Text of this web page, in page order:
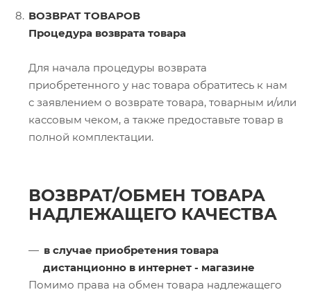
ВОЗВРАТ ТОВАРОВ
Процедура возврата товара
Для начала процедуры возврата
приобретенного у нас товара обратитесь к нам
с заявлением о возврате товара, товарным и/или
кассовым чеком, а также предоставьте товар в
полной комплектации.
ВОЗВРАТ/ОБМЕН ТОВАРА
НАДЛЕЖАЩЕГО КАЧЕСТВА
в случае приобретения товара
дистанционно в интернет - магазине
Помимо права на обмен товара надлежащего